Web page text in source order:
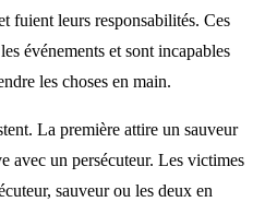
fuient leurs responsabilités. Ces
événements et sont incapables
les choses en main.
La première attire un sauveur
avec un persécuteur. Les victimes
sauveur ou les deux en